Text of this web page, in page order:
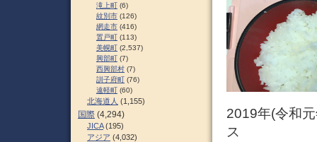
2019年(令和
ス
滝上町 (6)
紋別市 (126)
網走市 (416)
置戸町 (113)
美幌町 (2,537)
興部町 (7)
西興部村 (7)
訓子府町 (76)
遠軽町 (60)
北海道人 (1,155)
国際 (4,294)
JICA(195)
アジア (4,032)